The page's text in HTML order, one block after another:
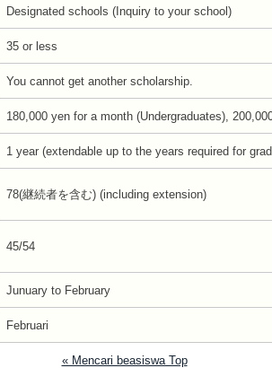
Designated schools (Inquiry to your school)
35 or less
You cannot get another scholarship.
180,000 yen for a month (Undergraduates),
1 year (extendable up to the years required for
78(継続者を含む) (including extension)
45/54
Junuary to February
Februari
« Mencari beasiswa Top